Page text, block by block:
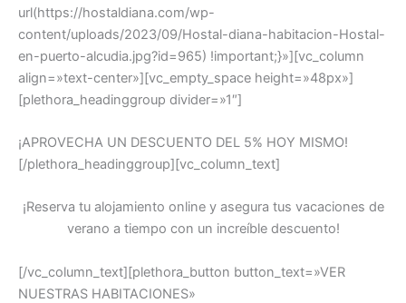
url(https://hostaldiana.com/wp-
content/uploads/2023/09/Hostal-diana-habitacion-Hostal-
en-puerto-alcudia.jpg?id=965) !important;}»][vc_column
align=»text-center»][vc_empty_space height=»48px»]
[plethora_headinggroup divider=»1″]
¡APROVECHA UN DESCUENTO DEL 5% HOY MISMO!
[/plethora_headinggroup][vc_column_text]
¡Reserva tu alojamiento online y asegura tus vacaciones de
verano a tiempo con un increíble descuento!
[/vc_column_text][plethora_button button_text=»VER
NUESTRAS HABITACIONES»